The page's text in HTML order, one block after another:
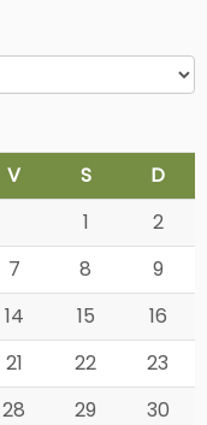
V S
D
1
2
7 8
9
14 15
16
21 22
23
28 29
30